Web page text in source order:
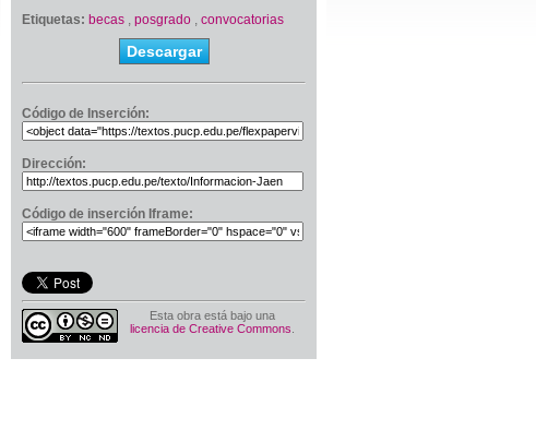
Etiquetas: becas , posgrado , convocatorias
Descargar
Código de Inserción:
Dirección:
Código de inserción Iframe:
Esta obra está bajo una
licencia de Creative Commons